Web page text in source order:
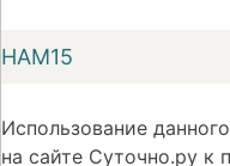
НАМ15
Использование
на сайте Суточно.ру к